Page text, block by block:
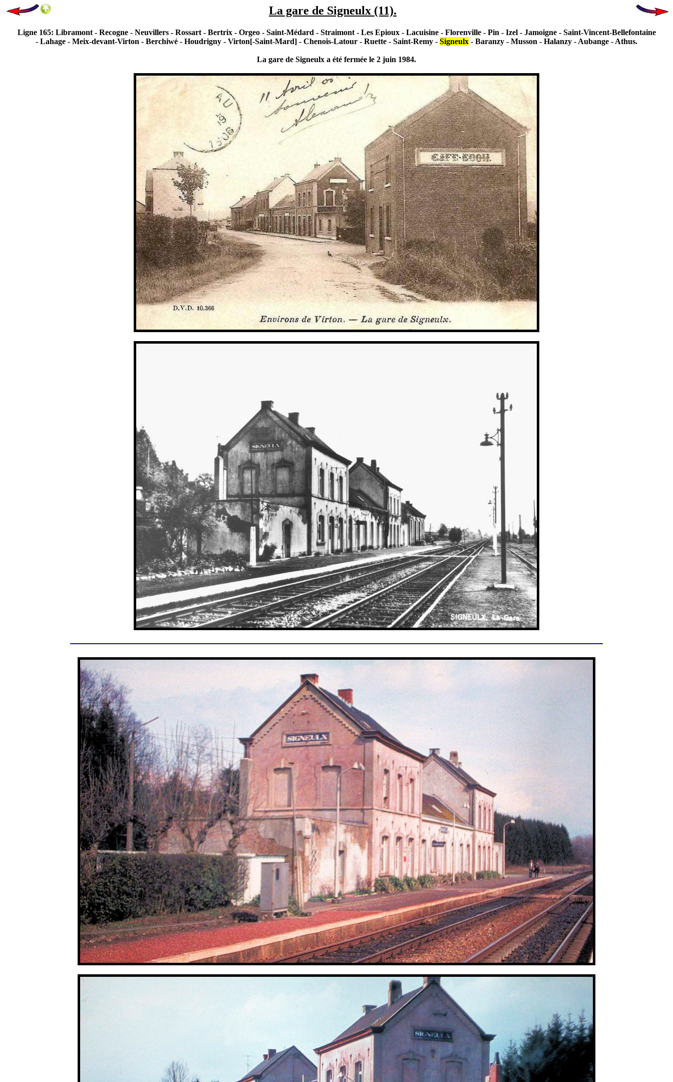
La gare de Signeulx (11).
Ligne 165: Libramont - Recogne - Neuvillers - Rossart - Bertrix - Orgeo - Saint-Médard - Straimont - Les Epioux - Lacuisine - Florenville - Pin - Izel - Jamoigne - Saint-Vincent-Bellefontaine
- Lahage - Meix-devant-Virton - Berchiwé - Houdrigny - Virton[-Saint-Mard] - Chenois-Latour - Ruette - Saint-Remy - Signeulx - Baranzy - Musson - Halanzy - Aubange - Athus.
La gare de Signeulx a été fermée le 2 juin 1984.